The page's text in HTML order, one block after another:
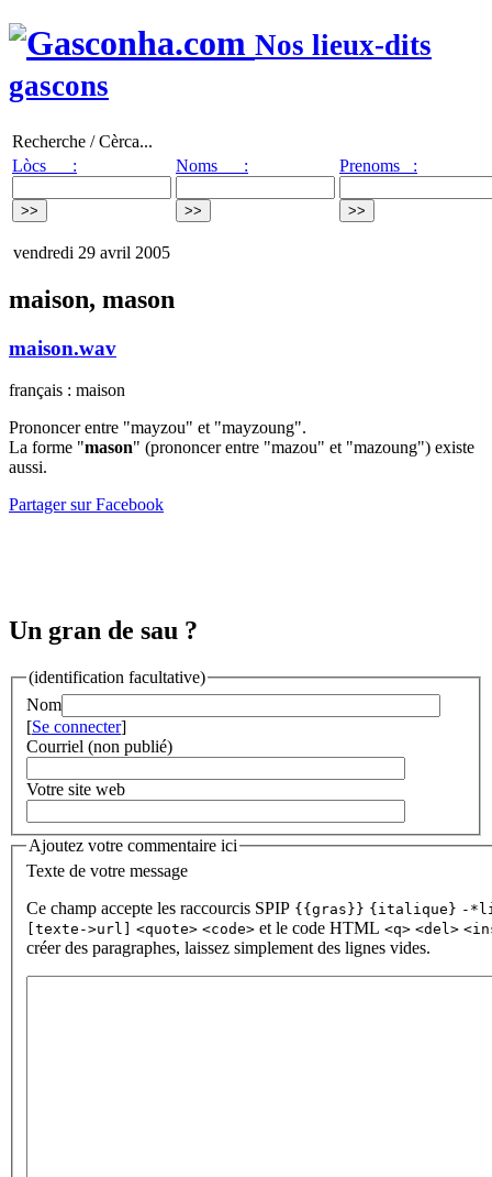
Nos lieux-dits
gascons
Recherche / Cèrca...
Lòcs :
Noms : Prenoms :
vendredi 29 avril 2005
maison, mason
maison.wav
français : maison
Prononcer entre "mayzou" et "mayzoung".
La forme "mason" (prononcer entre "mazou" et "mazoung") existe
aussi.
Partager sur Facebook
Un gran de sau ?
(identification facultative)
Nom
[Se connecter]
Courriel (non publié)
Votre site web
Ajoutez votre commentaire ici
Texte de votre message
Ce champ accepte les raccourcis SPIP {{gras}} {italique} -
[texte->url]
<quote> <code> et le code HTML <q> <del>
créer des paragraphes, laissez simplement des lignes vides.